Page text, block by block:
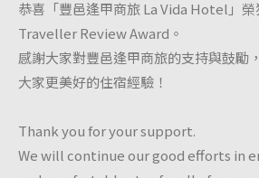
恭喜「豐邑逢甲商旅 La Vida Hotel」
Traveller Review Award。
感謝大家對豐邑逢甲商旅的支持與鼓勵
大家更美好的住宿經驗！
Thank you for your support.
We will continue our good efforts in
關於我們
最新消息
優質客房
餐廳與設施